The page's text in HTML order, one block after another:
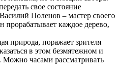
свое состояние
Поленов – мастер своего
каждое дерево,
природа, поражает зрителя
в этом безмятежном и
Можно часами рассматривать